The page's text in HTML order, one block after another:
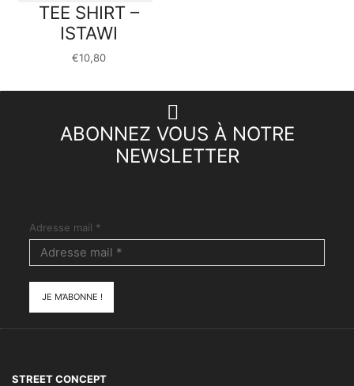
TEE SHIRT –
ISTAWI
€10,80
ABONNEZ VOUS À NOTRE
NEWSLETTER
Adresse mail *
STREET CONCEPT